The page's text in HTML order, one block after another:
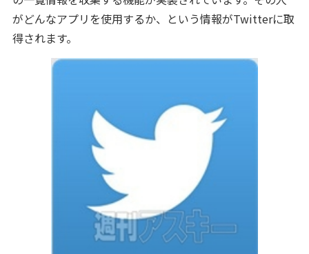
がどんなアプリを使用するか、という情報がTwitterに取
得されます。